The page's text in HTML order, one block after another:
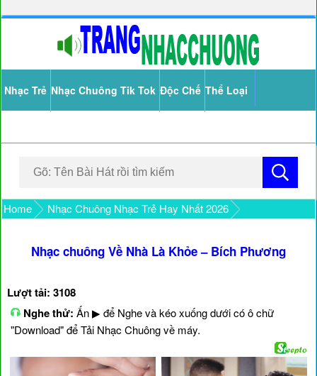
Nhạc Trẻ Nhạc Chuông Tik Tok Độc Chế Thể Loại
Home Nhạc Chuông Nhạc Trẻ Hay Nhất 2026
Nhạc chuông Về Nhà Là Khỏe – Bích Phương
Lượt tải: 3108
Nghe thử: Ấn ▶ để Nghe và kéo xuống dưới có ô chữ
"Download" để Tải Nhạc Chuông về máy.